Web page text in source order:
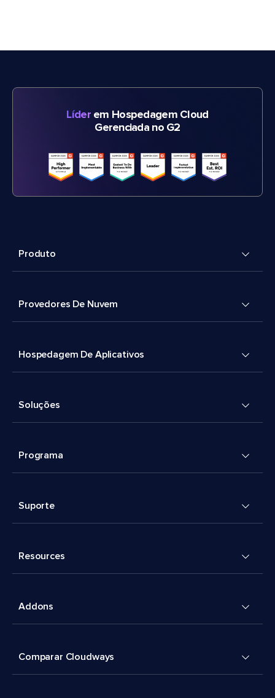
Líderem Hospedagem Cloud
Gerenciada no G2
Produto
Provedores De Nuvem
Hospedagem De Aplicativos
Soluções
Programa
Suporte
Resources
Addons
Comparar Cloudways